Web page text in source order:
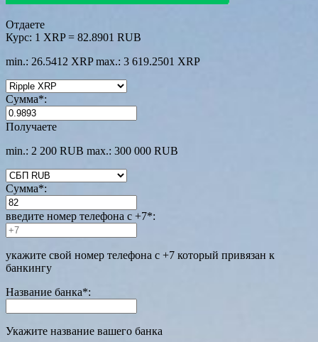
Отдаете
Курс: 1 XRP = 82.8901 RUB
min.: 26.5412 XRP max.: 3 619.2501 XRP
Сумма*:
Получаете
min.: 2 200 RUB max.: 300 000 RUB
Сумма*:
введите номер телефона с +7*:
укажите свой номер телефона с +7 который привязан к
банкингу
Название банка*:
Укажите название вашего банка